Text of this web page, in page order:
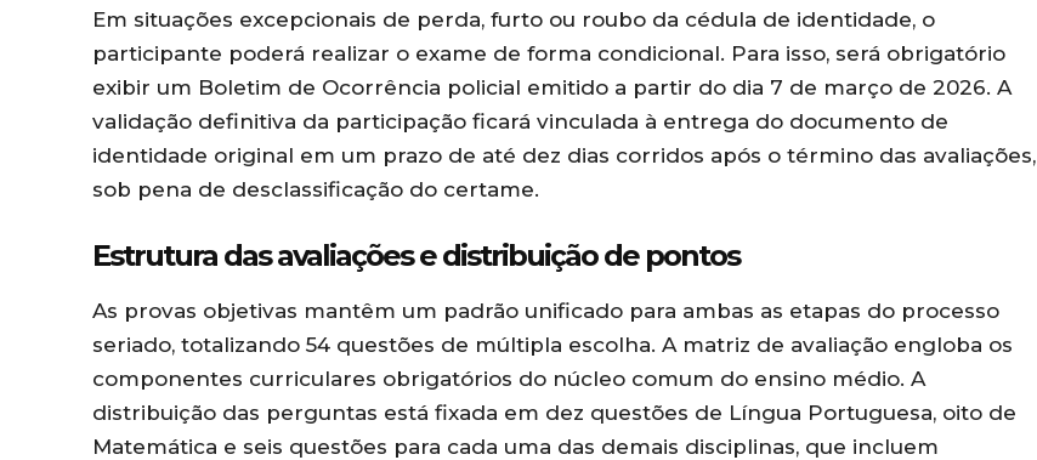
Em situações excepcionais de perda, furto ou roubo da cédula de identidade, o
participante poderá realizar o exame de forma condicional. Para isso, será obrigatório
exibir um Boletim de Ocorrência policial emitido a partir do dia 7 de março de 2026. A
validação definitiva da participação ficará vinculada à entrega do documento de
identidade original em um prazo de até dez dias corridos após o término das avaliações,
sob pena de desclassificação do certame.
Estrutura das avaliações e distribuição de pontos
As provas objetivas mantêm um padrão unificado para ambas as etapas do processo
seriado, totalizando 54 questões de múltipla escolha. A matriz de avaliação engloba os
componentes curriculares obrigatórios do núcleo comum do ensino médio. A
distribuição das perguntas está fixada em dez questões de Língua Portuguesa, oito de
Matemática e seis questões para cada uma das demais disciplinas, que incluem